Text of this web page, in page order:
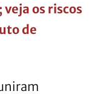
os riscos
de